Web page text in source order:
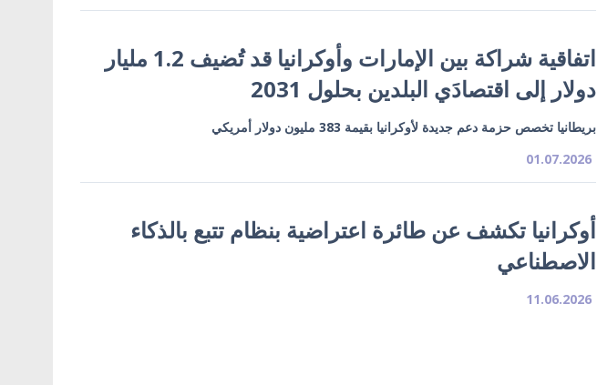
اتفاقية شراكة بين الإمارات وأوكرانيا قد تُضيف 1.2 مليار
دولار إلى اقتصادَي البلدين بحلول 2031
بريطانيا تخصص حزمة دعم جديدة لأوكرانيا بقيمة 383 مليون دولار أمريكي
01.07.2026
أوكرانيا تكشف عن طائرة اعتراضية بنظام تتبع بالذكاء
الاصطناعي
11.06.2026